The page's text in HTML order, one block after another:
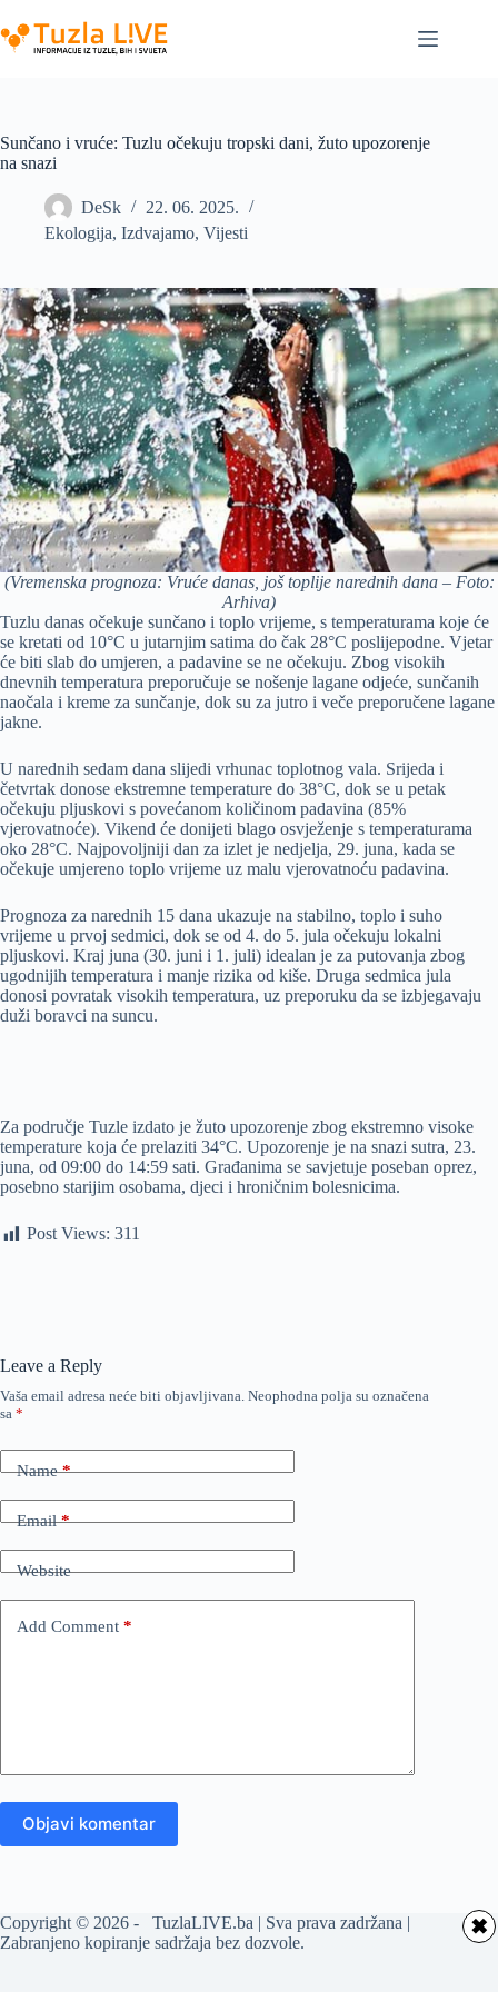
to
content
Sunčano i vruće: Tuzlu očekuju tropski dani, žuto upozorenje
na snazi
DeSk
22. 06. 2025.
Ekologija, Izdvajamo, Vijesti
(Vremenska prognoza: Vruće danas, još toplije narednih dana – Foto:
Arhiva)
Tuzlu danas očekuje sunčano i toplo vrijeme, s temperaturama koje će
se kretati od 10°C u jutarnjim satima do čak 28°C poslijepodne. Vjetar
će biti slab do umjeren, a padavine se ne očekuju. Zbog visokih
dnevnih temperatura preporučuje se nošenje lagane odjeće, sunčanih
naočala i kreme za sunčanje, dok su za jutro i veče preporučene lagane
jakne.
U narednih sedam dana slijedi vrhunac toplotnog vala. Srijeda i
četvrtak donose ekstremne temperature do 38°C, dok se u petak
očekuju pljuskovi s povećanom količinom padavina (85%
vjerovatnoće). Vikend će donijeti blago osvježenje s temperaturama
oko 28°C. Najpovoljniji dan za izlet je nedjelja, 29. juna, kada se
očekuje umjereno toplo vrijeme uz malu vjerovatnoću padavina.
Prognoza za narednih 15 dana ukazuje na stabilno, toplo i suho
vrijeme u prvoj sedmici, dok se od 4. do 5. jula očekuju lokalni
pljuskovi. Kraj juna (30. juni i 1. juli) idealan je za putovanja zbog
ugodnijih temperatura i manje rizika od kiše. Druga sedmica jula
donosi povratak visokih temperatura, uz preporuku da se izbjegavaju
duži boravci na suncu.
Za područje Tuzle izdato je žuto upozorenje zbog ekstremno visoke
temperature koja će prelaziti 34°C. Upozorenje je na snazi sutra, 23.
juna, od 09:00 do 14:59 sati. Građanima se savjetuje poseban oprez,
posebno starijim osobama, djeci i hroničnim bolesnicima.
Post Views: 311
Leave a Reply
Vaša email adresa neće biti objavljivana. Neophodna polja su označena
sa *
Name*
Email*
Website
Add Comment *
Objavi komentar
Copyright © 2026 - TuzlaLIVE.ba | Sva prava zadržana |
Zabranjeno kopiranje sadržaja bez dozvole.
✖